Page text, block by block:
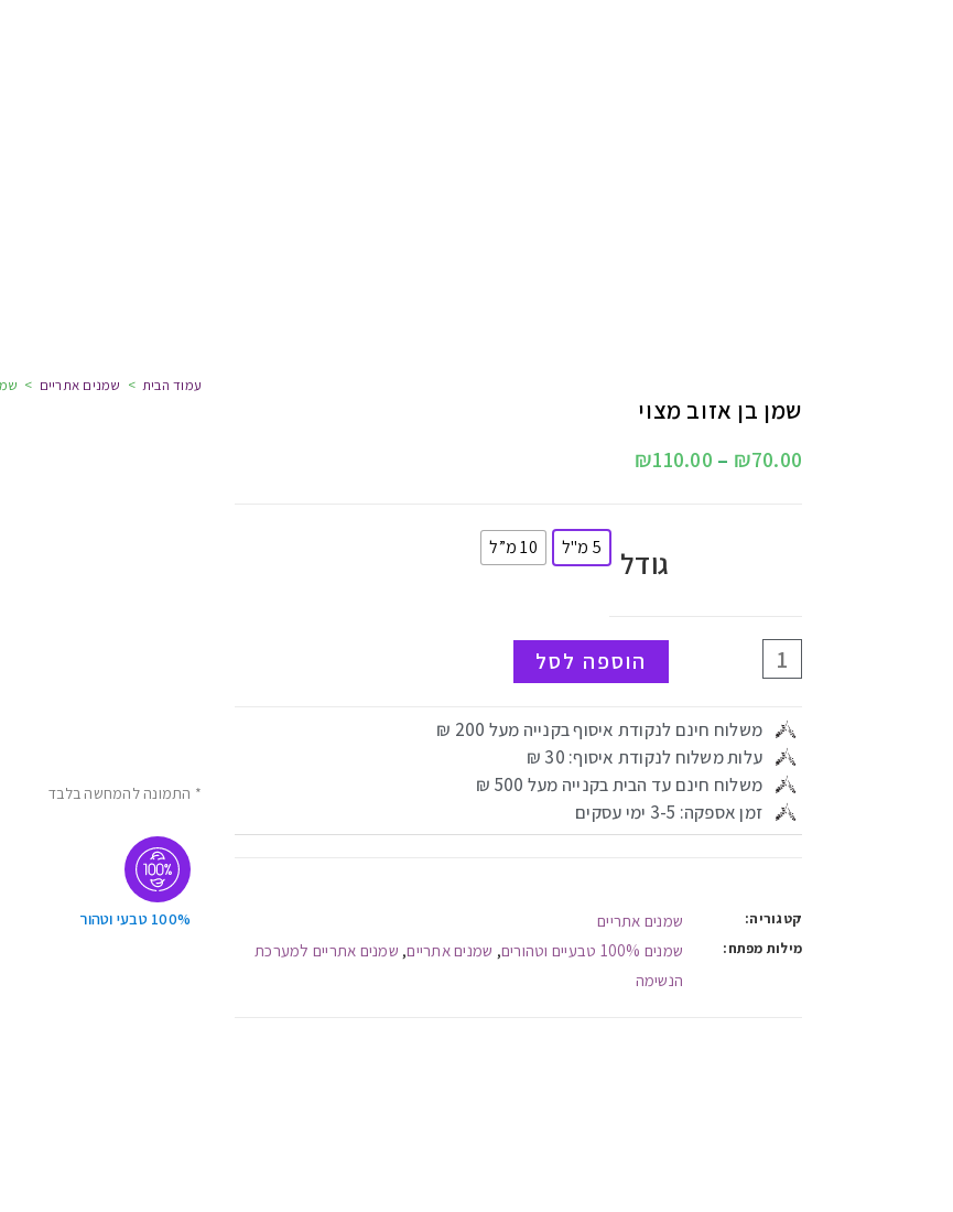
שמן בן אזוב מצוי
עמוד הבית > שמנים אתריים >
₪70.00
–
₪110.00
גודל 5 מ"ל 10 מ”ל
הוספה לסל
משלוח חינם לנקודת איסוף בקנייה מעל 200 ₪
עלות משלוח לנקודת איסוף: 30 ₪
משלוח חינם עד הבית בקנייה מעל 500 ₪
זמן אספקה: 3-5 ימי עסקים
קטגוריה: שמנים אתריים
מילות מפתח: שמנים 100% טבעיים וטהורים , שמנים אתריים, שמנים אתריים למערכת
הנשימה
* התמונה להמחשה בלבד
100% טבעי וטהור